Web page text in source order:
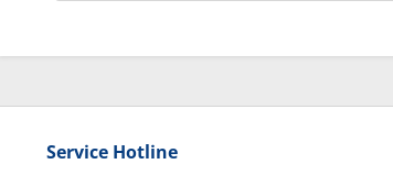
Service Hotline